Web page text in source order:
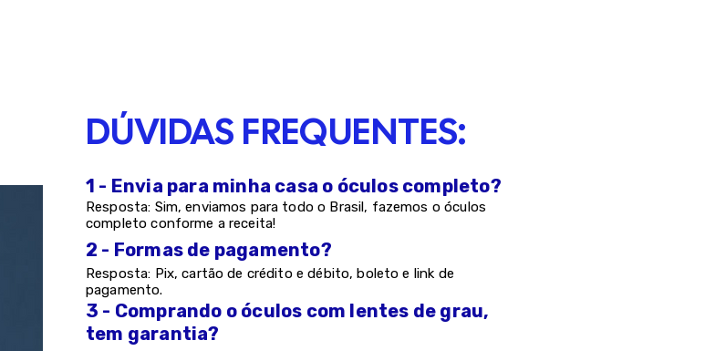
DÚVIDAS FREQUENTES:
1 - Envia para minha casa o óculos completo?
Resposta: Sim, enviamos para todo o Brasil, fazemos o óculos
completo conforme a receita!
2 - Formas de pagamento?
Resposta: Pix, cartão de crédito e débito, boleto e link de
pagamento.
3 - Comprando o óculos com lentes de grau,
tem garantia?